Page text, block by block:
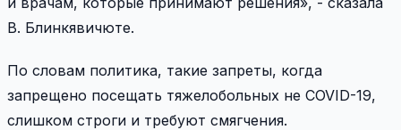
В. Блинкявичюте.
По словам политика, такие запреты, когда
запрещено посещать тяжелобольных не COVID-19,
слишком строги и требуют смягчения.